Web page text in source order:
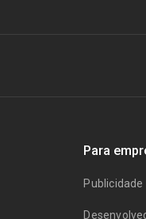
Para
Publicidade